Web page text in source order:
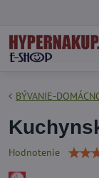
BÝVANIE-
Hodnotenie